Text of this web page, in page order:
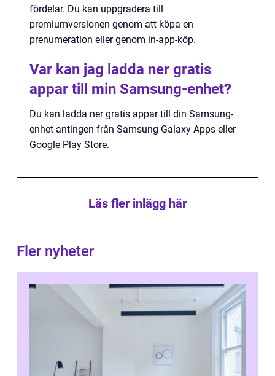
fördelar. Du kan uppgradera till
premiumversionen genom att köpa en
prenumeration eller genom in-app-köp.
Var kan jag ladda ner gratis
appar till min Samsung-enhet?
Du kan ladda ner gratis appar till din Samsung-
enhet antingen från Samsung Galaxy Apps eller
Google Play Store.
Läs fler inlägg här
Fler nyheter